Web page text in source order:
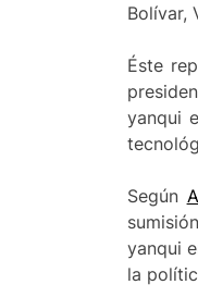
Bolívar,
Éste
yanqui
Según
yanqui
la